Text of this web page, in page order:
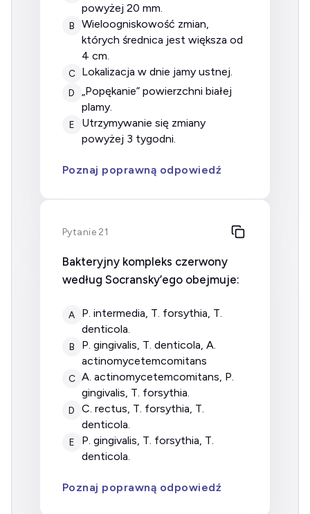
powyżej 20 mm.
B
wieloogniskowość zmian,
których średnica jest większa od
4 cm.
C lokalizacja w dnie jamy ustnej.
D
„popękanie” powierzchni białej
plamy.
E
utrzymywanie się zmiany
powyżej 3 tygodni.
Poznaj poprawną odpowiedź
Pytanie 21
Bakteryjny kompleks czerwony
według Socransky’ego obejmuje:
A
P. intermedia, T. forsythia, T.
denticola.
B
P. gingivalis, T. denticola, A.
actinomycetemcomitans
C A. actinomycetemcomitans, P.
gingivalis, T. forsythia.
D
C. rectus, T. forsythia, T.
denticola.
E
P. gingivalis, T. forsythia, T.
denticola.
Poznaj poprawną odpowiedź